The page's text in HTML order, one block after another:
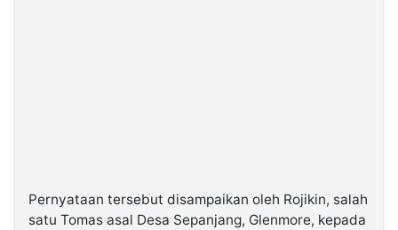
Pernyataan tersebut disampaikan oleh Rojikin, salah
satu Tomas asal Desa Sepanjang, Glenmore, kepada